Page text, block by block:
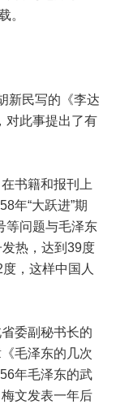
。
民写的《李达
对此事提出了有
书籍和报刊上
年“大跃进”期
等问题与毛泽东
热，达到39度
，这样中国人
委副秘书长的
毛泽东的几次
年毛泽东的武
文发表一年后